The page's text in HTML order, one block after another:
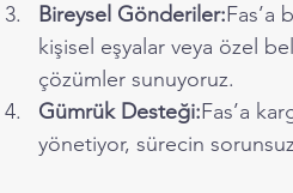
Bireysel Gönderiler:Fas’a
kişisel eşyalar veya özel
çözümler sunuyoruz.
Gümrük Desteği:Fas’a
yönetiyor, sürecin